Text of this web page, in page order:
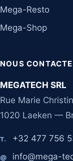
Mega-Resto
Mega-Shop
NOUS
MEGATECH SRL
Rue Marie
1020 Laeken —
T. +32 477 756
@ info@mega-